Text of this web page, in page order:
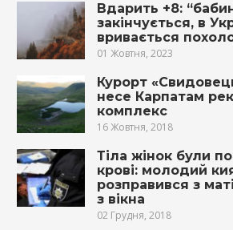
Вдарить +8:
закінчується, в
вривається
01 Жовтня, 2023
Курорт
несе Карпатам
комплекс
16 Жовтня, 2018
Тіла жінок були
крові: молодий
розправився з
з вікна
02 Грудня, 2018